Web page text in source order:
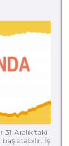
Aralık'taki
İş